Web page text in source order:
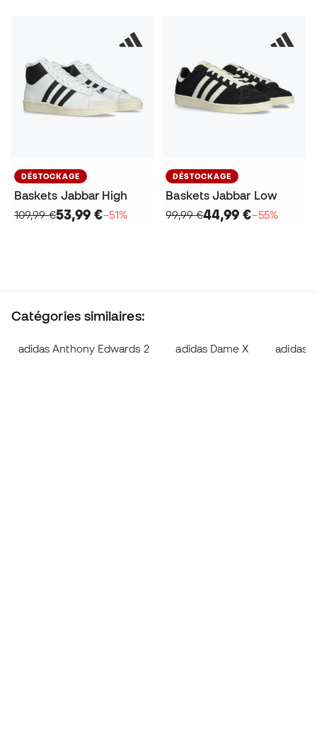
DÉSTOCKAGE
Baskets Jabbar High
109,99 €53,99 €−51%
DÉSTOCKAGE
Baskets Jabbar Low
99,99 €44,99 €−55%
Catégories similaires:
adidas Anthony Edwards 2 adidas Dame X adidas